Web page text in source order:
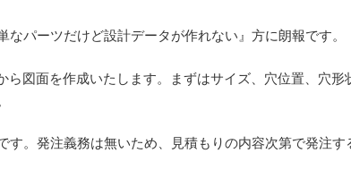
なパーツだけど設計データが作れない』方に朗報です。
ら図面を作成いたします。まずはサイズ、穴位置、穴
。発注義務は無いため、見積もりの内容次第で発注す